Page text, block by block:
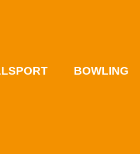
BOWLING